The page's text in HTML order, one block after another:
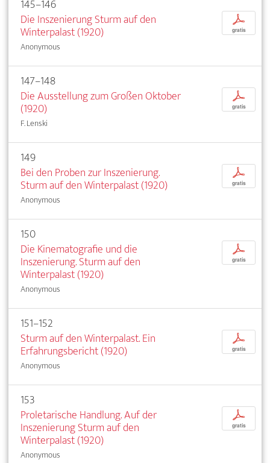
145–146
Die Inszenierung Sturm auf den
Winterpalast (1920)
Anonymous
p
gratis
147–148
Die Ausstellung zum Großen Oktober
(1920)
F. Lenski
p
gratis
149
Bei den Proben zur Inszenierung.
Sturm auf den Winterpalast (1920)
Anonymous
p
gratis
150
Die Kinematografie und die
Inszenierung. Sturm auf den
Winterpalast (1920)
Anonymous
p
gratis
151–152
Sturm auf den Winterpalast. Ein
Erfahrungsbericht (1920)
Anonymous
p
gratis
153
Proletarische Handlung. Auf der
Inszenierung Sturm auf den
Winterpalast (1920)
Anonymous
p
gratis